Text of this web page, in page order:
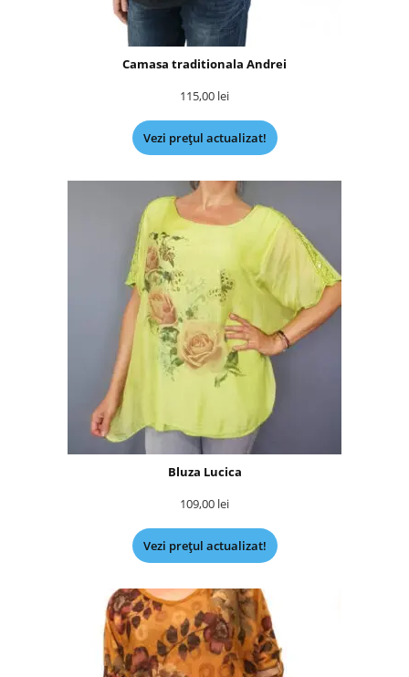
Camasa traditionala Andrei
115,00 lei
Vezi prețul actualizat!
Bluza Lucica
109,00 lei
Vezi prețul actualizat!